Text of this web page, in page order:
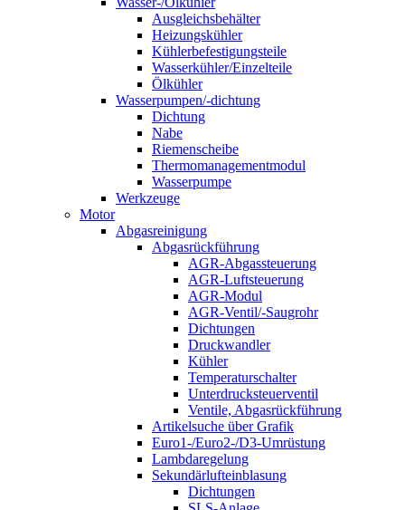
Ausgleichsbehälter
Heizungskühler
Kühlerbefestigungsteile
Wasserkühler/Einzelteile
Ölkühler
Wasserpumpen/-dichtung
Dichtung
Nabe
Riemenscheibe
Thermomanagementmodul
Wasserpumpe
Werkzeuge
Motor
Abgasreinigung
Abgasrückführung
AGR-Abgassteuerung
AGR-Luftsteuerung
AGR-Modul
AGR-Ventil/-Saugrohr
Dichtungen
Druckwandler
Kühler
Temperaturschalter
Unterdrucksteuerventil
Ventile, Abgasrückführung
Artikelsuche über Grafik
Euro1-/Euro2-/D3-Umrüstung
Lambdaregelung
Sekundärlufteinblasung
Dichtungen